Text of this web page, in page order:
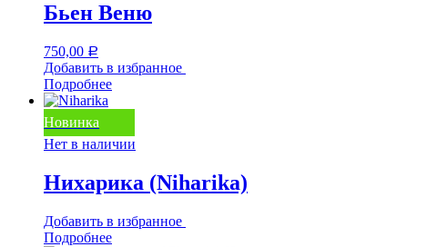
Бьен Веню
750,00 Р
Добавить в избранное
Подробнее
Новинка
Нет в наличии
Нихарика (Niharika)
Добавить в избранное
Подробнее